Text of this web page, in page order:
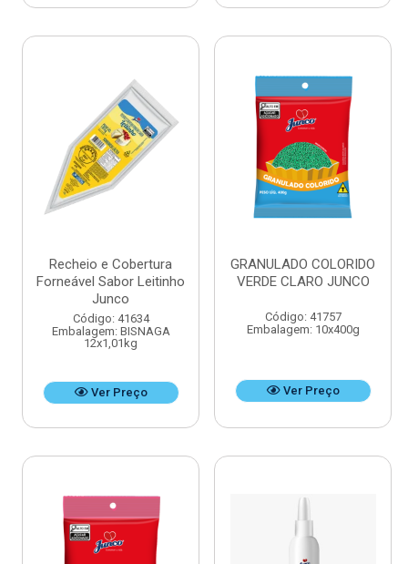
Recheio e Cobertura
Forneável Sabor Leitinho
Junco
Código: 41634
Embalagem: BISNAGA
12x1,01kg
Ver Preço
GRANULADO COLORIDO
VERDE CLARO JUNCO
Código: 41757
Embalagem: 10x400g
Ver Preço